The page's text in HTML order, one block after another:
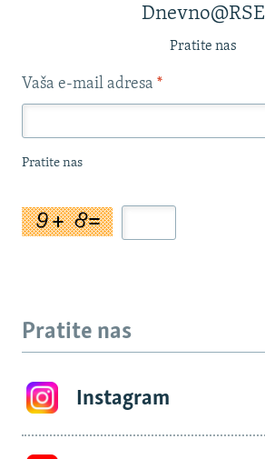
Dnevno@RSE
Pratite nas
Vaša e-mail adresa *
Pratite nas
Pratite nas
Instagram